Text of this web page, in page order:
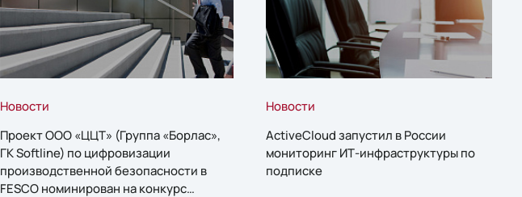
Новости
Проект ООО «ЦЦТ» (Группа «Борлас»,
ГК Softline) по цифровизации
производственной безопасности в
FESCO номинирован на конкурс
Новости
ActiveCloud запустил в России
мониторинг ИТ-инфраструктуры по
подписке